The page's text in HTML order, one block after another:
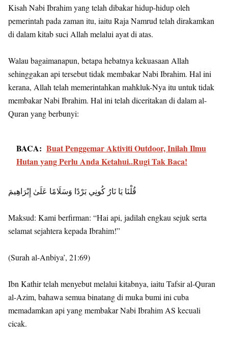
Kisah Nabi Ibrahim yang telah dibakar hidup-hidup oleh
pemerintah pada zaman itu, iaitu Raja Namrud telah dirakamkan
di dalam kitab suci Allah melalui ayat di atas.
Walau bagaimanapun, betapa hebatnya kekuasaan Allah
sehinggakan api tersebut tidak membakar Nabi Ibrahim. Hal ini
kerana, Allah telah memerintahkan mahkluk-Nya itu untuk tidak
membakar Nabi Ibrahim. Hal ini telah diceritakan di dalam al-
Quran yang berbunyi:
BACA: Buat Penggemar Aktiviti Outdoor, Inilah Ilmu
Hutan yang Perlu Anda Ketahui..Rugi Tak Baca!
قُلْنَا يَا نَارُ كُونِي بَرْدًا وَسَلَامًا عَلَىٰ إِبْرَاهِيمَ
Maksud: Kami berfirman: “Hai api, jadilah engkau sejuk serta
selamat sejahtera kepada Ibrahim!”
(Surah al-Anbiya’, 21:69)
Ibn Kathir telah menyebut melalui kitabnya, iaitu Tafsir al-Quran
al-Azim, bahawa semua binatang di muka bumi ini cuba
memadamkan api yang membakar Nabi Ibrahim AS kecuali
cicak.